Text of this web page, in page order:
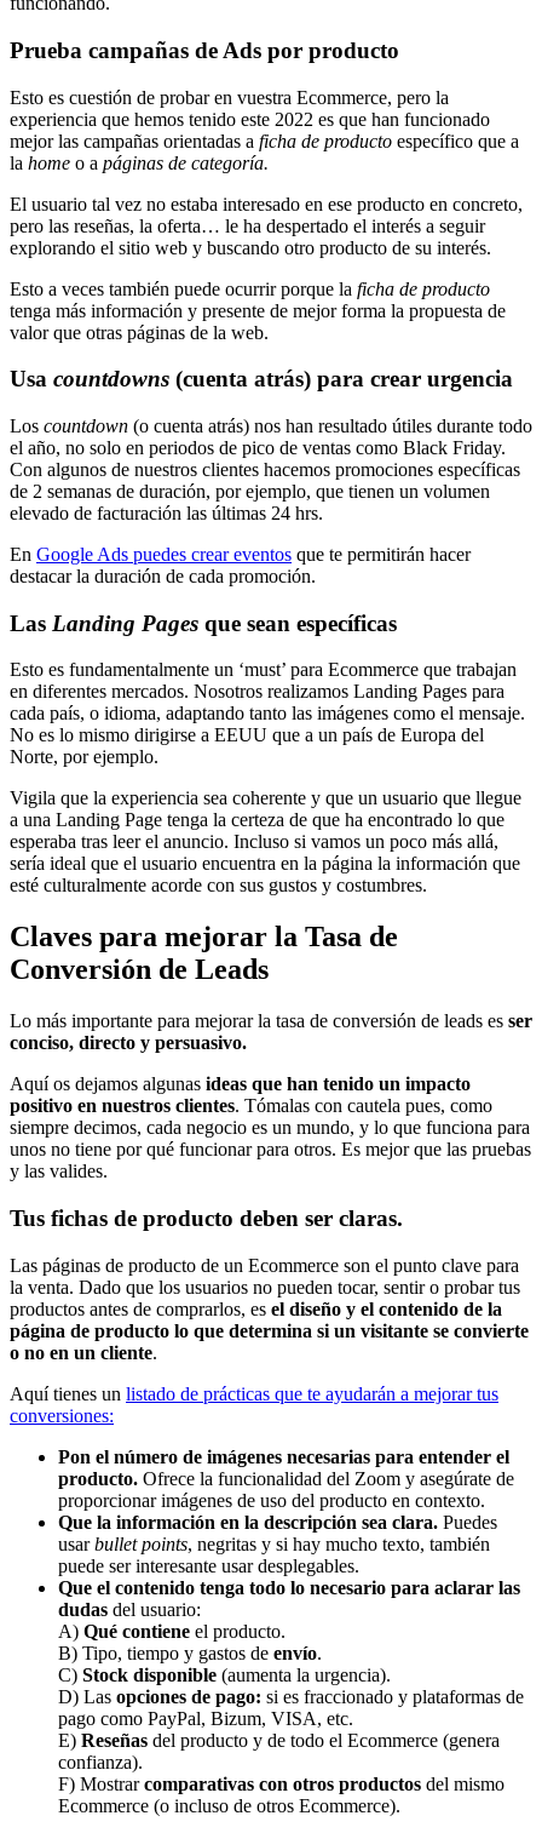
Prueba campañas de Ads por producto
Esto es cuestión de probar en vuestra Ecommerce, pero la
experiencia que hemos tenido este 2022 es que han funcionado
mejor las campañas orientadas a ficha de producto específico que a
la home o a páginas de categoría.
El usuario tal vez no estaba interesado en ese producto en concreto,
pero las reseñas, la oferta… le ha despertado el interés a seguir
explorando el sitio web y buscando otro producto de su interés.
Esto a veces también puede ocurrir porque la ficha de producto
tenga más información y presente de mejor forma la propuesta de
valor que otras páginas de la web.
Usa countdowns (cuenta atrás) para crear urgencia
Los countdown (o cuenta atrás) nos han resultado útiles durante todo
el año, no solo en periodos de pico de ventas como Black Friday.
Con algunos de nuestros clientes hacemos promociones específicas
de 2 semanas de duración, por ejemplo, que tienen un volumen
elevado de facturación las últimas 24 hrs.
En Google Ads puedes crear eventos que te permitirán hacer
destacar la duración de cada promoción.
Las Landing Pages que sean específicas
Esto es fundamentalmente un ‘must’ para Ecommerce que trabajan
en diferentes mercados. Nosotros realizamos Landing Pages para
cada país, o idioma, adaptando tanto las imágenes como el mensaje.
No es lo mismo dirigirse a EEUU que a un país de Europa del
Norte, por ejemplo.
Vigila que la experiencia sea coherente y que un usuario que llegue
a una Landing Page tenga la certeza de que ha encontrado lo que
esperaba tras leer el anuncio. Incluso si vamos un poco más allá,
sería ideal que el usuario encuentra en la página la información que
esté culturalmente acorde con sus gustos y costumbres.
Claves para mejorar la Tasa de
Conversión de Leads
Lo más importante para mejorar la tasa de conversión de leads es ser
conciso, directo y persuasivo.
Aquí os dejamos algunas ideas que han tenido un impacto
positivo en nuestros clientes. Tómalas con cautela pues, como
siempre decimos, cada negocio es un mundo, y lo que funciona para
unos no tiene por qué funcionar para otros. Es mejor que las pruebas
y las valides.
Tus fichas de producto deben ser claras.
Las páginas de producto de un Ecommerce son el punto clave para
la venta. Dado que los usuarios no pueden tocar, sentir o probar tus
productos antes de comprarlos, es el diseño y el contenido de la
página de producto lo que determina si un visitante se convierte
o no en un cliente.
Aquí tienes un listado de prácticas que te ayudarán a mejorar tus
conversiones:
Pon el número de imágenes necesarias para entender el
producto. Ofrece la funcionalidad del Zoom y asegúrate de
proporcionar imágenes de uso del producto en contexto.
Que la información en la descripción sea clara. Puedes
usarbullet points, negritas y si hay mucho texto, también
puede ser interesante usar desplegables.
Que el contenido tenga todo lo necesario para aclarar las
dudas del usuario:
A) Qué contiene el producto.
B) Tipo, tiempo y gastos de envío.
C) Stock disponible (aumenta la urgencia).
D) Las opciones de pago: si es fraccionado y plataformas de
pago como PayPal, Bizum, VISA, etc.
E) Reseñas del producto y de todo el Ecommerce (genera
confianza).
F) Mostrarcomparativas con otros productos del mismo
Ecommerce (o incluso de otros Ecommerce).